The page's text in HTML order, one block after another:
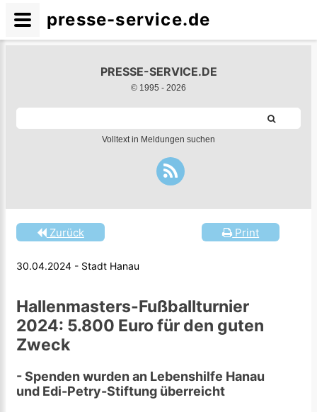
PRESSE-SERVICE.DE
© 1995 - 2026
Volltext in Meldungen suchen
Print
Zurück
30.04.2024 - Stadt Hanau
Hallenmasters-Fußballturnier
2024: 5.800 Euro für den guten
Zweck
- Spenden wurden an Lebenshilfe Hanau
und Edi-Petry-Stiftung überreicht
presse-service.de